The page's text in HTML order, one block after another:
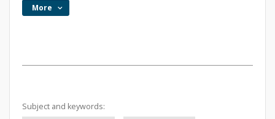
More
Subject and keywords: